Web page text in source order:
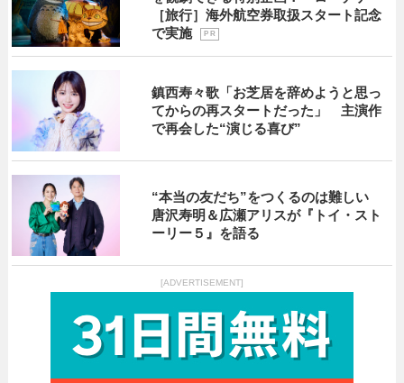
［旅行］海外航空券取扱スタート記念
で実施
P R
鎮西寿々歌「お芝居を辞めようと思っ
てからの再スタートだった」 主演作
で再会した“演じる喜び”
“本当の友だち”をつくるのは難しい
唐沢寿明＆広瀬アリスが『トイ・スト
ーリー５』を語る
[ADVERTISEMENT]